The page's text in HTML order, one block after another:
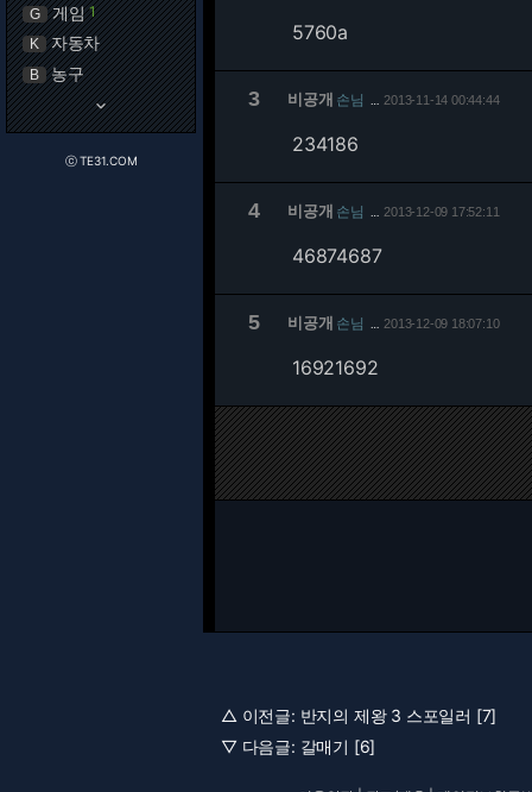
G 게임 1
K 자동차
B 농구
keyboard_arrow_down
ⓒ TE31.COM
5760a
3 비공개 손님 2013-11-14 00:44:44
234186
4 비공개 손님 2013-12-09 17:52:11
46874687
5 비공개 손님 2013-12-09 18:07:10
16921692
△ 이전글: 반지의 제왕 3 스포일러 [7]
▽ 다음글: 갈매기 [6]